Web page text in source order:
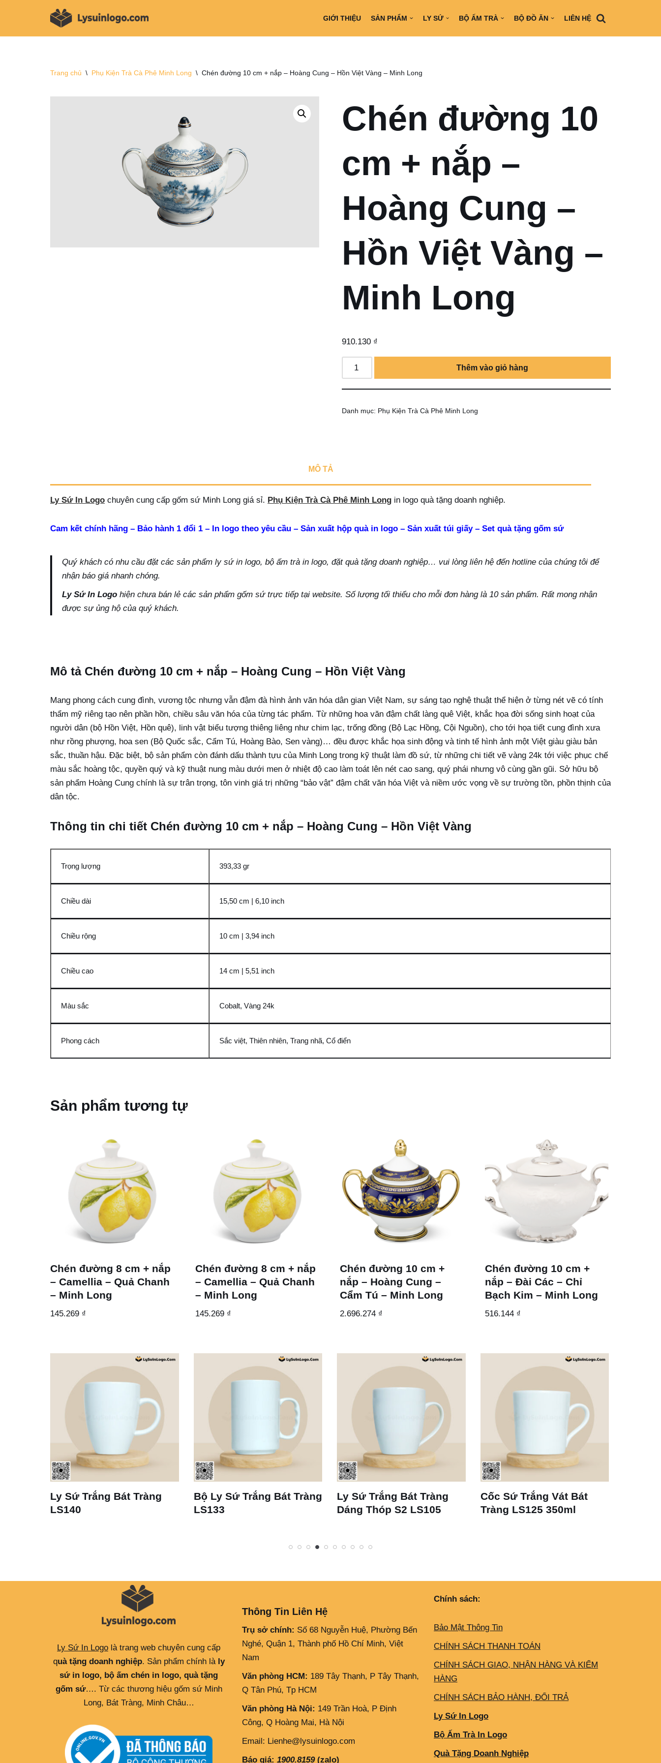
GIỚI THIỆU SẢN PHẨM LY SỨ BỘ ẤM TRÀ BỘ ĐỒ ĂN LIÊN HỆ
Trang chủ \ Phụ Kiện Trà Cà Phê Minh Long \ Chén đường 10 cm + nắp – Hoàng Cung – Hồn Việt Vàng – Minh Long
Chén đường 10
cm + nắp –
Hoàng Cung –
Hồn Việt Vàng –
Minh Long
910.130 ₫
Thêm vào giỏ hàng
Danh mục: Phụ Kiện Trà Cà Phê Minh Long
MÔ TẢ
Ly Sứ In Logo chuyên cung cấp gốm sứ Minh Long giá sỉ. Phụ Kiện Trà Cà Phê Minh Long in logo quà tặng doanh nghiệp.
Cam kết chính hãng – Bảo hành 1 đổi 1 – In logo theo yêu cầu – Sản xuất hộp quà in logo – Sản xuất túi giấy – Set quà tặng gốm sứ
Quý khách có nhu cầu đặt các sản phẩm ly sứ in logo, bộ ấm trà in logo, đặt quà tặng doanh nghiệp… vui lòng liên hệ đến hotline của chúng tôi để
nhận báo giá nhanh chóng.
Ly Sứ In Logo hiện chưa bán lẻ các sản phẩm gốm sứ trực tiếp tại website. Số lượng tối thiểu cho mỗi đơn hàng là 10 sản phẩm. Rất mong nhận
được sự ủng hộ của quý khách.
Mô tả Chén đường 10 cm + nắp – Hoàng Cung – Hồn Việt Vàng
Mang phong cách cung đình, vương tộc nhưng vẫn đậm đà hình ảnh văn hóa dân gian Việt Nam, sự sáng tạo nghệ thuật thể hiện ở từng nét vẽ có tính
thẩm mỹ riêng tạo nên phần hồn, chiều sâu văn hóa của từng tác phẩm. Từ những hoa văn đậm chất làng quê Việt, khắc họa đời sống sinh hoạt của
người dân (bộ Hồn Việt, Hồn quê), linh vật biểu tượng thiêng liêng như chim lạc, trống đồng (Bộ Lạc Hồng, Cội Nguồn), cho tới họa tiết cung đình xưa
như rồng phượng, hoa sen (Bộ Quốc sắc, Cẩm Tú, Hoàng Bào, Sen vàng)… đều được khắc họa sinh động và tinh tế hình ảnh một Việt giàu giàu bản
sắc, thuần hậu. Đặc biệt, bộ sản phẩm còn đánh dấu thành tựu của Minh Long trong kỹ thuật làm đồ sứ, từ những chi tiết vẽ vàng 24k tới việc phục chế
màu sắc hoàng tộc, quyền quý và kỹ thuật nung màu dưới men ở nhiệt độ cao làm toát lên nét cao sang, quý phái nhưng vô cùng gần gũi. Sở hữu bộ
sản phẩm Hoàng Cung chính là sự trân trọng, tôn vinh giá trị những “bảo vật” đậm chất văn hóa Việt và niềm ước vọng về sự trường tồn, phồn thịnh của
dân tộc.
Thông tin chi tiết Chén đường 10 cm + nắp – Hoàng Cung – Hồn Việt Vàng
Trọng lượng 393,33 gr
Chiều dài 15,50 cm | 6,10 inch
Chiều rộng 10 cm | 3,94 inch
Chiều cao 14 cm | 5,51 inch
Màu sắc Cobalt, Vàng 24k
Phong cách Sắc việt, Thiên nhiên, Trang nhã, Cổ điển
Sản phẩm tương tự
Chén đường 8 cm + nắp
– Camellia – Quả Chanh
– Minh Long
145.269 ₫
Chén đường 8 cm + nắp
– Camellia – Quả Chanh
– Minh Long
145.269 ₫
Chén đường 10 cm +
nắp – Hoàng Cung –
Cẩm Tú – Minh Long
2.696.274 ₫
Chén đường 10 cm +
nắp – Đài Các – Chỉ
Bạch Kim – Minh Long
516.144 ₫
Ly Sứ Trắng Bát Tràng
LS140
Bộ Ly Sứ Trắng Bát Tràng
LS133
Ly Sứ Trắng Bát Tràng
Dáng Thóp S2 LS105
Cốc Sứ Trắng Vát Bát
Tràng LS125 350ml
Ly Sứ In Logo là trang web chuyên cung cấp
quà tặng doanh nghiệp. Sản phẩm chính là ly
sứ in logo, bộ ấm chén in logo, quà tặng
gốm sứ…. Từ các thương hiệu gốm sứ Minh
Long, Bát Tràng, Minh Châu…
Thông Tin Liên Hệ
Trụ sở chính: Số 68 Nguyễn Huệ, Phường Bến
Nghé, Quận 1, Thành phố Hồ Chí Minh, Việt
Nam
Văn phòng HCM: 189 Tây Thạnh, P Tây Thạnh,
Q Tân Phú, Tp HCM
Văn phòng Hà Nội: 149 Trần Hoà, P Định
Công, Q Hoàng Mai, Hà Nội
Email: Lienhe@lysuinlogo.com
Báo giá: 1900.8159(zalo)
Chính sách:
Bảo Mật Thông Tin
CHÍNH SÁCH THANH TOÁN
CHÍNH SÁCH GIAO, NHẬN HÀNG VÀ KIỂM
HÀNG
CHÍNH SÁCH BẢO HÀNH, ĐỔI TRẢ
Ly Sứ In Logo
Bộ Ấm Trà In Logo
Quà Tặng Doanh Nghiệp